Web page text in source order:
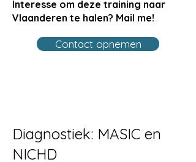
interview met mij op de IPSO+-
website.
Lees het interview op IPSO+
certificaat van IPSO+ waarmee je in
staat bent om de werkwijze
Interesse om deze training naar
Vlaanderen te halen? Mail me!
Contact opnemen
Diagnostiek: MASIC en
NICHD